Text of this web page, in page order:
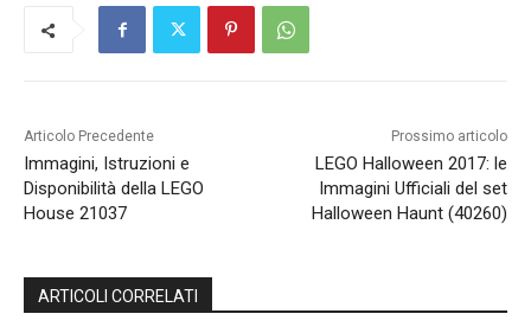
Articolo Precedente
Immagini, Istruzioni e
Disponibilità della LEGO
House 21037
Prossimo articolo
LEGO Halloween 2017: le
Immagini Ufficiali del set
Halloween Haunt (40260)
ARTICOLI CORRELATI